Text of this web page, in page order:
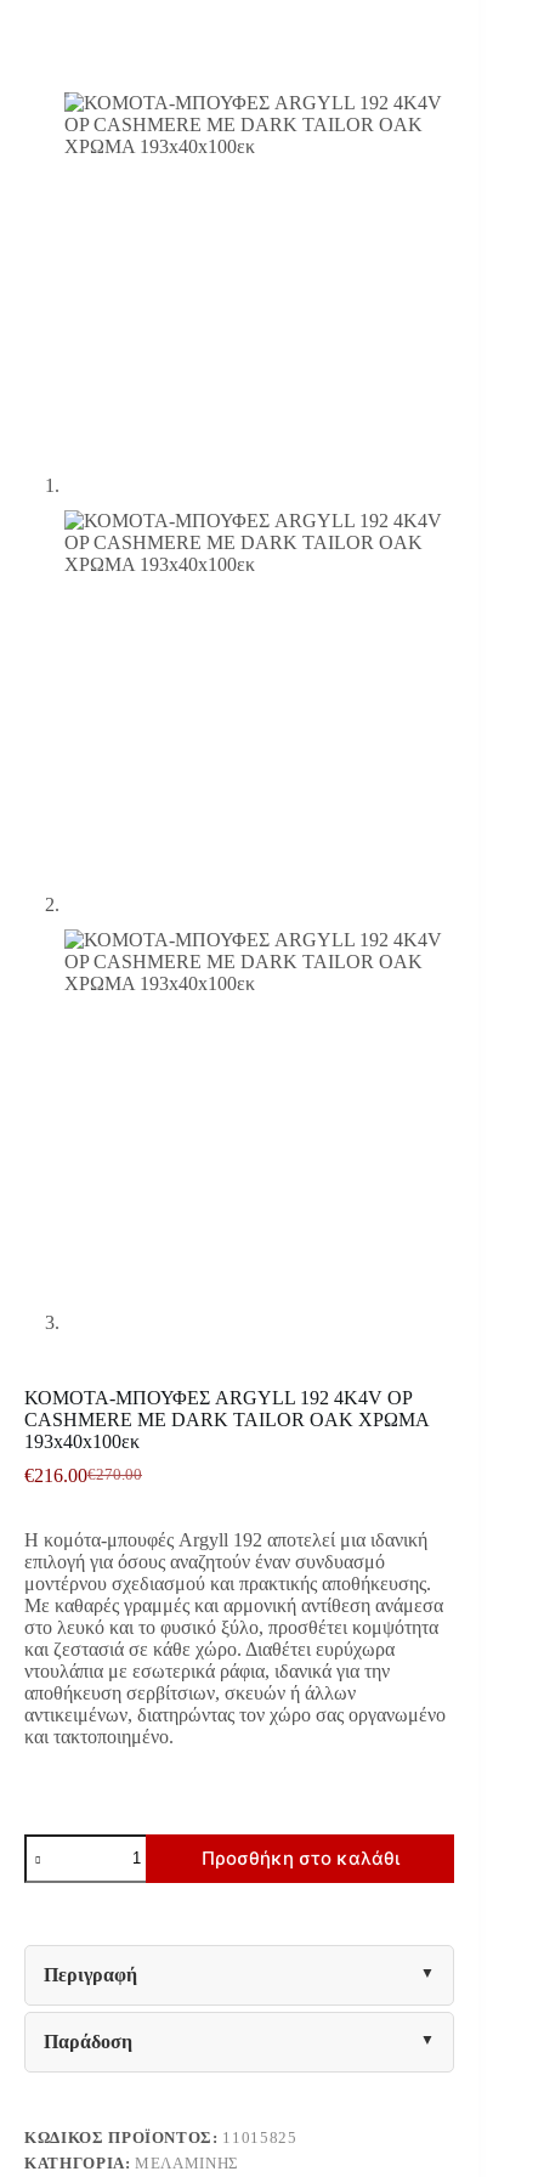
ΚΟΜΟΤΑ-ΜΠΟΥΦΕΣ ARGYLL 192 4K4V OP
CASHMERE ΜΕ DARK TAILOR OAK ΧΡΩΜΑ
193x40x100εκ
€270.00
Original
€270.00.
€216.00Η
είναι:
€216.00.
Η κομότα-μπουφές Argyll 192 αποτελεί μια ιδανική
επιλογή για όσους αναζητούν έναν συνδυασμό
μοντέρνου σχεδιασμού και πρακτικής αποθήκευσης.
Με καθαρές γραμμές και αρμονική αντίθεση ανάμεσα
στο λευκό και το φυσικό ξύλο, προσθέτει κομψότητα
και ζεστασιά σε κάθε χώρο. Διαθέτει ευρύχωρα
ντουλάπια με εσωτερικά ράφια, ιδανικά για την
αποθήκευση σερβίτσιων, σκευών ή άλλων
αντικειμένων, διατηρώντας τον χώρο σας οργανωμένο
και τακτοποιημένο.
ΚΟΜΟΤΑ-
ΜΠΟΥΦΕΣ
ARGYLL
OP
CASHMERE
ΜΕ
DARK
TAILOR
OAK
ΧΡΩΜΑ
Προσθήκη στο καλάθι
Περιγραφή
Παράδοση
ΚΩΔΙΚΌΣ ΠΡΟΪΌΝΤΟΣ: 11015825
ΚΑΤΗΓΟΡΊΑ:ΜΕΛΑΜΊΝΗΣ